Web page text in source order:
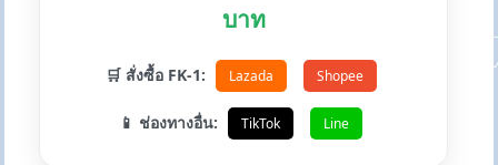
บาท
🛒 สั่งซื้อ FK-1: Lazada Shopee
📱 ช่องทางอื่น: TikTok Line